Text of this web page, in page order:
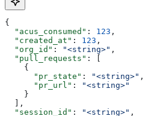
{
  "acus_consumed"
: 123 ,
  "created_at"
: 123 ,
  "org_id"
: "<string>" ,
  "pull_requests"
: [
    {
      "pr_state"
: "<string>" ,
      "pr_url"
:
"<string>"
    }
  ],
  "session_id"
: "<string>" ,